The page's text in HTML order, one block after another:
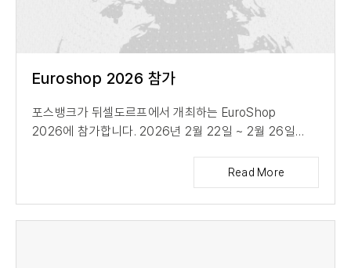
Euroshop 2026 참가
포스뱅크가 뒤셀도르프에서 개최하는 EuroShop
2026에 참가합니다. 2026년 2월 22일 ~ 2월 26일
Read More